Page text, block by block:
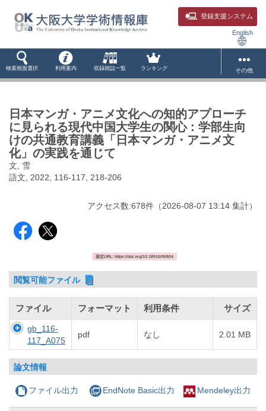
登録支援システム
English
検索画面選択 利用案内 収録雑誌一覧 ランキング その他
日本マンガ・アニメ文化への知的アプローチ
に見られる現代中国大学生の関心 : 学部生向
けの共通教育講義「日本マンガ・アニメ文
化」の実践を通じて
文, 雪
語文, 2022, 116-117, 218-206
アクセス数:678件 （2026-08-07 13:14 集計）
固定URL: https://doi.org/10.18910/90804
閲覧可能ファイル
ファイル フォーマット 利用条件 サイズ
gb_116-
117_A075
pdf なし 2.01 MB
論文情報
ファイル出力 EndNote Basic出力 Mendeley出力